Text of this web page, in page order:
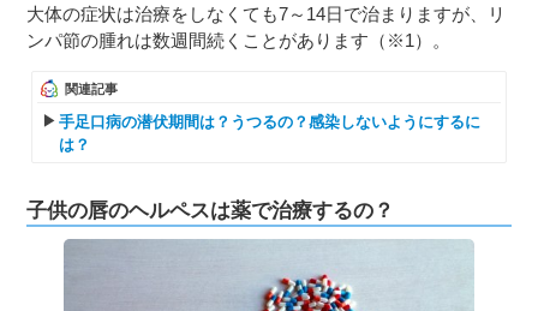
大体の症状は治療をしなくても7～14日で治まりますが、リ
ンパ節の腫れは数週間続くことがあります（※1）。
関連記事
手足口病の潜伏期間は？うつるの？感染しないようにするに
は？
子供の唇のヘルペスは薬で治療するの？